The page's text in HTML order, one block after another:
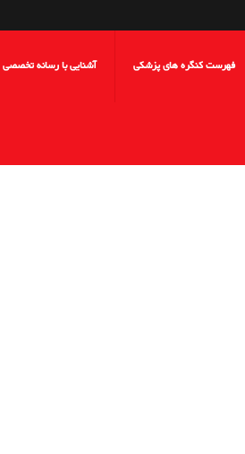
فهرست کنگره های پزشکی آشنایی با رسانه تخصصی